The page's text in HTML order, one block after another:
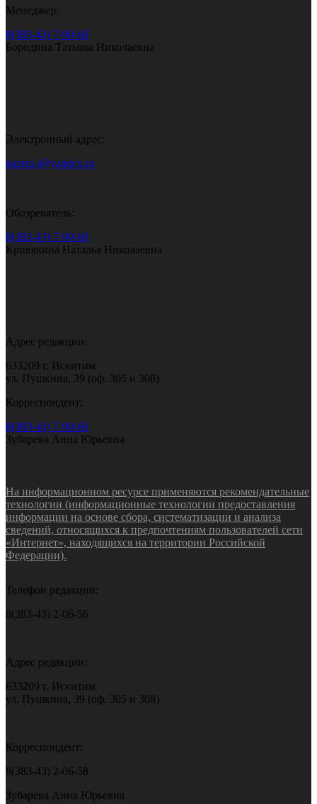
Менеджер:
8(383-43) 7-90-60
Бородина Татьяна Николаевна
Электронный адрес:
gazeta.i@yandex.ru
Обозреватель:
8(383-43) 7-90-60
Кривякина Наталья Николаевна
Адрес редакции:
633209 г. Искитим
ул. Пушкина, 39 (оф. 305 и 308)
Корреспондент:
8(383-43) 7-90-60
Зубарева Анна Юрьевна
На информационном ресурсе применяются рекомендательные
технологии (информационные технологии предоставления
информации на основе сбора, систематизации и анализа
сведений, относящихся к предпочтениям пользователей сети
«Интернет», находящихся на территории Российской
Федерации).
Телефон редакции:
8(383-43) 2-06-56
Адрес редакции:
633209 г. Искитим
ул. Пушкина, 39 (оф. 305 и 308)
Корреспондент:
8(383-43) 2-06-58
Зубарева Анна Юрьевна